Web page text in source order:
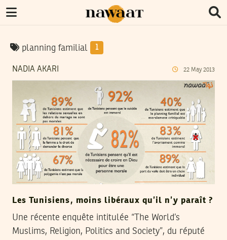
planning familial 1
NADIA AKARI 22 May 2013
Les Tunisiens, moins libéraux qu’il n’y paraît ?
Une récente enquête intitulée “The World’s
Muslims, Religion, Politics and Society”, du réputé